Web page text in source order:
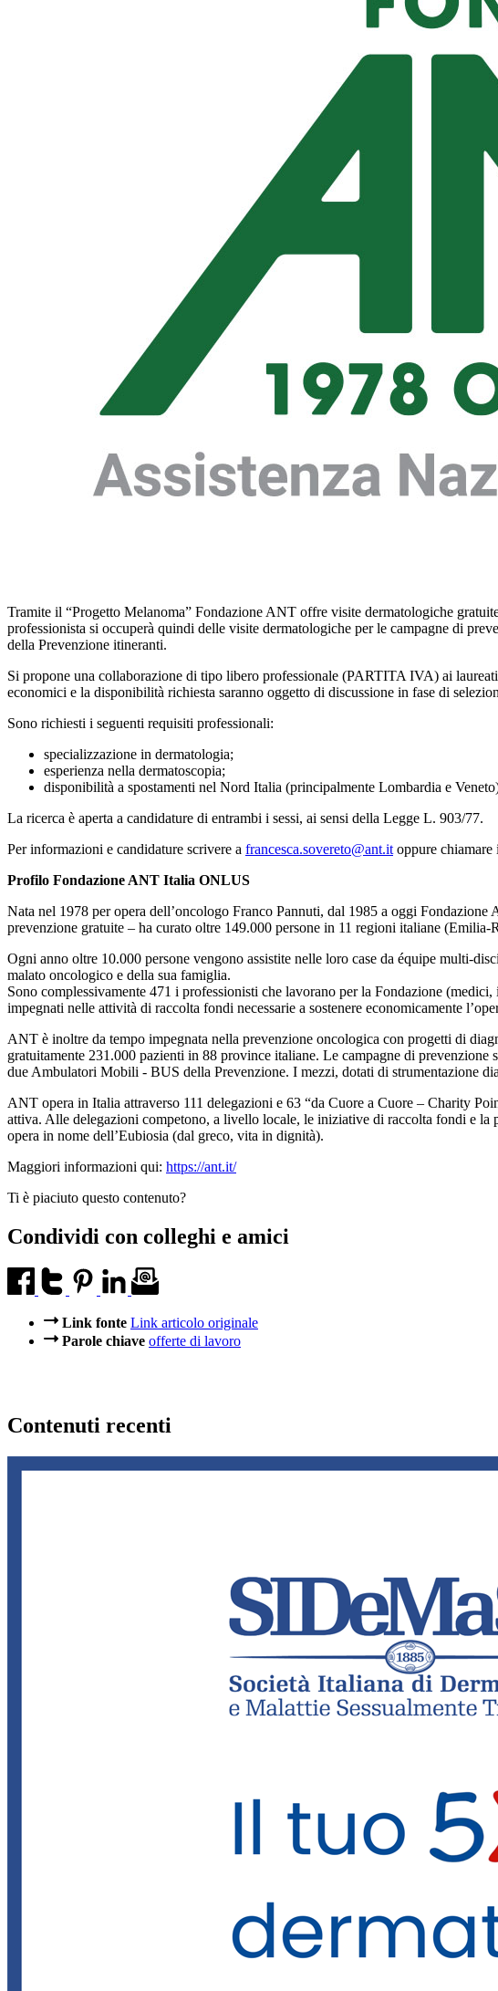
Tramite il “Progetto Melanoma” Fondazione ANT offre visite dermatologiche
professionista si occuperà quindi delle visite dermatologiche per le campagne di
della Prevenzione itineranti.
Si propone una collaborazione di tipo libero professionale (PARTITA IVA) ai
economici e la disponibilità richiesta saranno oggetto di discussione in fase di
Sono richiesti i seguenti requisiti professionali:
specializzazione in dermatologia;
esperienza nella dermatoscopia;
disponibilità a spostamenti nel Nord Italia (principalmente Lombardia e
La ricerca è aperta a candidature di entrambi i sessi, ai sensi della Legge L. 903/77.
Per informazioni e candidature scrivere a francesca.sovereto@ant.it oppure
Profilo Fondazione ANT Italia ONLUS
Nata nel 1978 per opera dell’oncologo Franco Pannuti, dal 1985 a oggi
prevenzione gratuite – ha curato oltre 149.000 persone in 11 regioni italiane
Ogni anno oltre 10.000 persone vengono assistite nelle loro case da équipe multi-
malato oncologico e della sua famiglia.
Sono complessivamente 471 i professionisti che lavorano per la Fondazione
impegnati nelle attività di raccolta fondi necessarie a sostenere economicamente
ANT è inoltre da tempo impegnata nella prevenzione oncologica con progetti di
gratuitamente 231.000 pazienti in 88 province italiane. Le campagne di
due Ambulatori Mobili - BUS della Prevenzione. I mezzi, dotati di strumentazione
ANT opera in Italia attraverso 111 delegazioni e 63 “da Cuore a Cuore – Charity
attiva. Alle delegazioni competono, a livello locale, le iniziative di raccolta fondi e la
opera in nome dell’Eubiosia (dal greco, vita in dignità).
Maggiori informazioni qui: https://ant.it/
Ti è piaciuto questo contenuto?
Condividi con colleghi e amici
Link fonte Link articolo originale
Parole chiave offerte di lavoro
Contenuti recenti